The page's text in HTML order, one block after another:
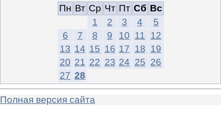
Пн Вт Ср Чт Пт Сб Вс
1
2 3 4
5
6
7 8 9 10 11
12
13 14 15 16 17 18 19
20 21 22 23 24 25 26
27 28
Полная версия сайта